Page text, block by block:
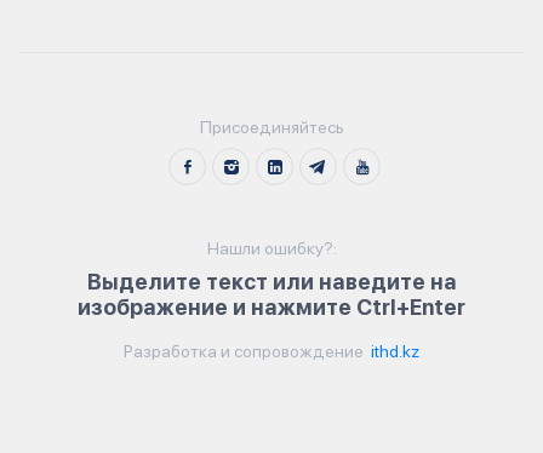
Присоединяйтесь
Нашли ошибку?:
Выделите текст или наведите на
изображение и нажмите Ctrl+Enter
Разработка и сопровождение ithd.kz